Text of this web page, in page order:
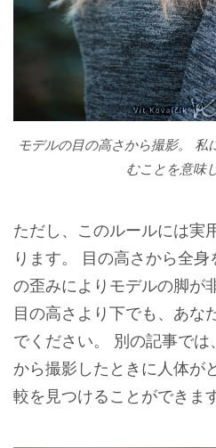
モデルの目の高さから撮影。 私
むことを意味
ただし、このルールには実
ります。 目の高さから全
の歪みによりモデルの脚が
目の高さより下でも、あな
でください。 別の記事では
から撮影したときに人体が
較を見つけることができま